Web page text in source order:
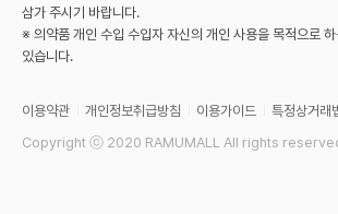
삼가 주시기 바랍니다.
※ 의약품 개인 수입 수입자 자신의 개인 사용을 목적으로
있습니다.
이용약관 개인정보취급방침 이용가이드
특정상거래
Copyright ⓒ 2020 RAMUMALL All rights